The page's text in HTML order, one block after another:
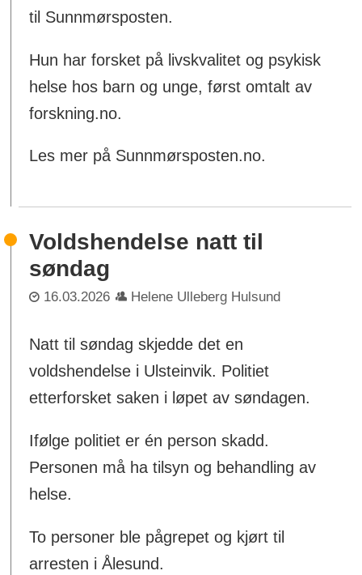
til Sunnmørsposten.
Hun har forsket på livskvalitet og psykisk
helse hos barn og unge, først omtalt av
forskning.no.
Les mer på Sunnmørsposten.no.
Voldshendelse natt til
søndag
16.03.2026 Helene Ulleberg Hulsund
Natt til søndag skjedde det en
voldshendelse i Ulsteinvik. Politiet
etterforsket saken i løpet av søndagen.
Ifølge politiet er én person skadd.
Personen må ha tilsyn og behandling av
helse.
To personer ble pågrepet og kjørt til
arresten i Ålesund.